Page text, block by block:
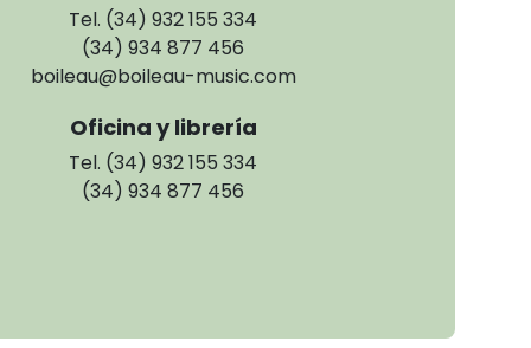
Tel. (34) 932 155 334
(34) 934 877 456
boileau@boileau-music.com
Oficina y librería
Tel. (34) 932 155 334
(34) 934 877 456